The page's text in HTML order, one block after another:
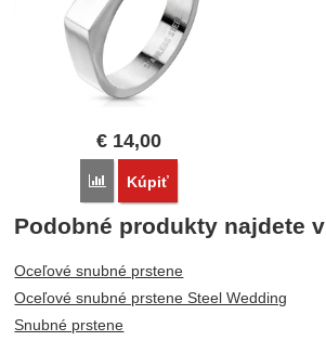
€ 14,00
Porovnať
Kúpiť
Podobné produkty najdete v
Oceľové snubné prstene
Oceľové snubné prstene Steel Wedding
Snubné prstene